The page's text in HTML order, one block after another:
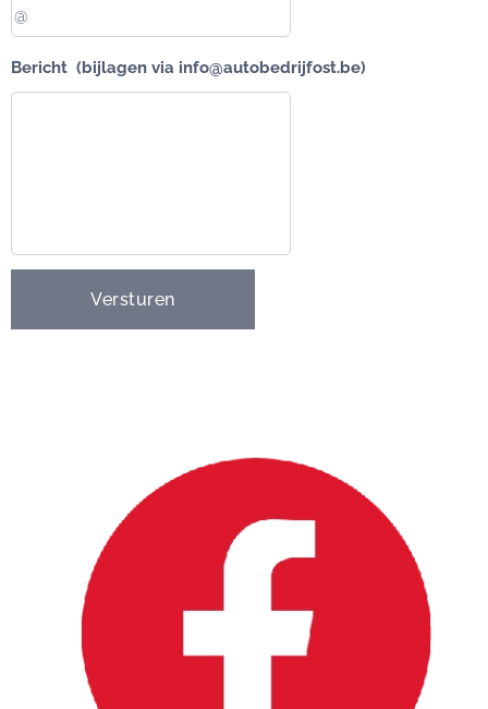
Bericht (bijlagen via info@autobedrijfost.be)
Versturen